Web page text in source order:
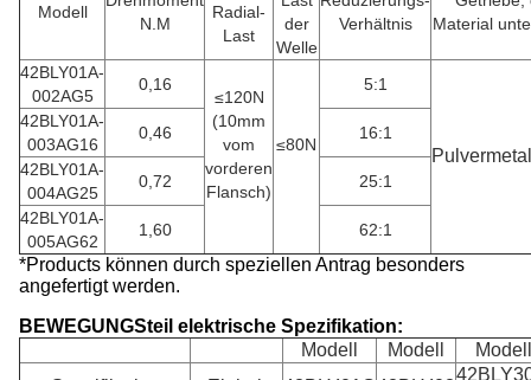
Modell
N.M
Radial-
Last
der
Welle
Verhältnis
Material
42BLY01A-
002AG5
0,16
≤120N
(10mm
vom
vorderen
Flansch)
≤80N
5:1
42BLY01A-
003AG16
0,46
16:1
42BLY01A-
004AG25
0,72
25:1
42BLY01A-
005AG62
1,60 62:1
*Products können durch speziellen Antrag besonders
angefertigt werden.
BEWEGUNGSteil elektrische Spezifikation:
Modell
Modell
Modell